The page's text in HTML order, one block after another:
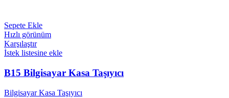
Sepete Ekle
Hızlı görünüm
Karşılaştır
İstek listesine ekle
B15 Bilgisayar Kasa Taşıyıcı
Bilgisayar Kasa Taşıyıcı